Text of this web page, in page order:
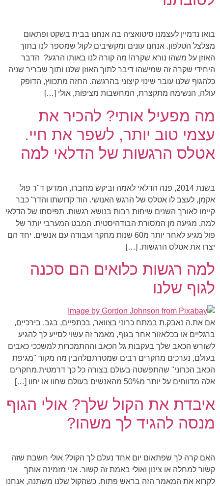
בואו נדמיין לעצמנו סיטואציה בה אנחנו בבית בשקט ופתאום
מצלצל הטלפון. אנחנו עונים ומקשיבים לקול שמספר לנו בתוך
האוזן על משהו נורא שקרה! מה קורה לנו באותו הרגע? הדבר
היחידי שקרה זה שמישהו דיבר לתוך האוזן שלנו ותוך שבריר שניה
כלהגוף שלנו עובר שינוי קיצוני בהרגשה. החזה מתכווץ, הדופק
עולה, הנשימה מתקצרת, המחשבות מציפות, אולי […]
מה מפעיל אותי? להכיר את
עצמי טוב יותר, לשפר את חיי.
אטלס הרגשות של הדלאי למה
בשנת 2014, פנה הדלאי לאמה וביקש מחברו, המדען ד"ר פול
אקמן, לעצב לו אטלס של הרגש האנושי. הוד קדושתו והדר' כבר
קיימו לאורך השנים שיחות רבות בנושא רגשות. תפיסתו של הדלאי
למה, מגיעה מן המסורת הבודהיסטית. המבט המערבי יותר של
פול מגיע לאחר יותר מ60 שנות מחקר ועבודה עם אנשים. יחד הם
יצרו את אטלס הרגשות. […]
למה רגשות כלואים הם סכנה
לגוף שלנו
אם את.ה נאבק.ת במתח כרוני בצוואר, בכתפיים, בגב, בירכיים,
ברגליים או בכלאזור אחר בגוף, מאמר זה עשוי לסייע לך להגיע
לשורש הכאב שלך בעקבות גל הכאב וההתמכרות למשככי כאבים
בעולם, נערכים מחקרים רבים שמטרתםלהבין מה מקור "מגיפת
הכאב הכרוני" שהתפשטה בעולם בצורה כל כך דרמטית.מחקרים
אלה מדווחים על יותר מ50% מהאנשים בעולם שחוו או יחוו […]
איבדת את הקול שלך? אולי הגוף
מנסה להגיד לך משהו?
האם קרה לך שפתאום יום אחד נעלם לך הקול? אולי חשבת שזה
קשור למחלה או צינון ואולי באמת זה קשור. אני מזמינה אותך
לקרוא את המאמר הזה בראש פתוח. כשהקול שלנו משתנה, אנחנו